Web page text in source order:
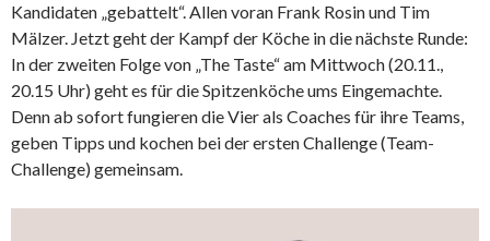
Kandidaten „gebattelt“. Allen voran Frank Rosin und Tim
Mälzer. Jetzt geht der Kampf der Köche in die nächste Runde:
In der zweiten Folge von „The Taste“ am Mittwoch (20.11.,
20.15 Uhr) geht es für die Spitzenköche ums Eingemachte.
Denn ab sofort fungieren die Vier als Coaches für ihre Teams,
geben Tipps und kochen bei der ersten Challenge (Team-
Challenge) gemeinsam.